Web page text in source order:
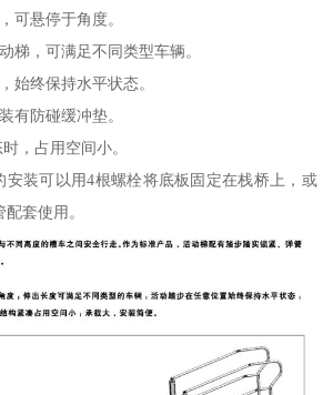
可悬停于角度。
梯，可满足不同类型车辆。
始终保持水平状态。
有防碰缓冲垫。
，占用空间小。
安装可以用4根螺栓将底板固定在栈桥上，或
套使用。